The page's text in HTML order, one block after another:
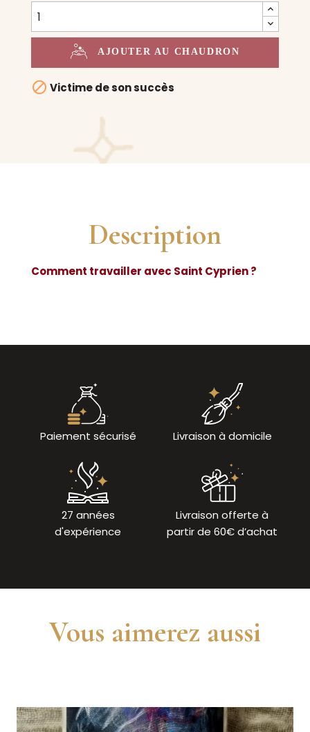
AJOUTER AU CHAUDRON
 Victime de son succès
Description
Comment travailler avec Saint Cyprien ?
Paiement sécurisé Livraison à domicile
27 années
d'expérience
Livraison offerte à
partir de 60€ d’achat
Vous aimerez aussi